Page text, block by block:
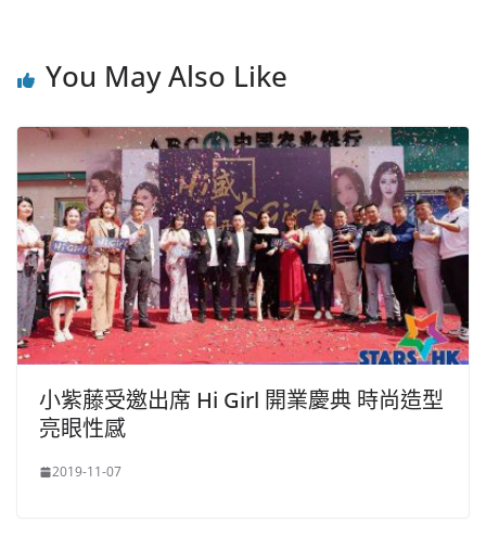
You May Also Like
小紫藤受邀出席 Hi Girl 開業慶典 時尚造型
亮眼性感
2019-11-07